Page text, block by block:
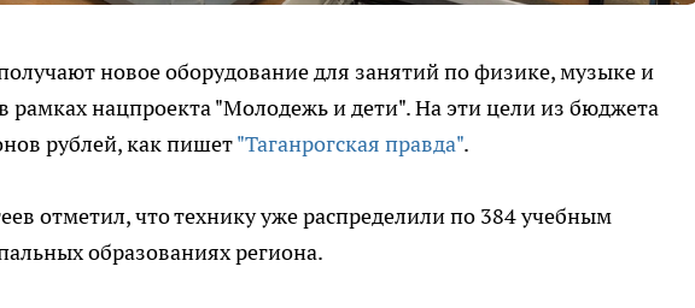
новое оборудование для занятий по физике, музыке и
рамках нацпроекта "Молодежь и дети". На эти цели из бюджета
рублей, как пишет"Таганрогская правда".
отметил, что технику уже распределили по 384 учебным
образованиях региона.